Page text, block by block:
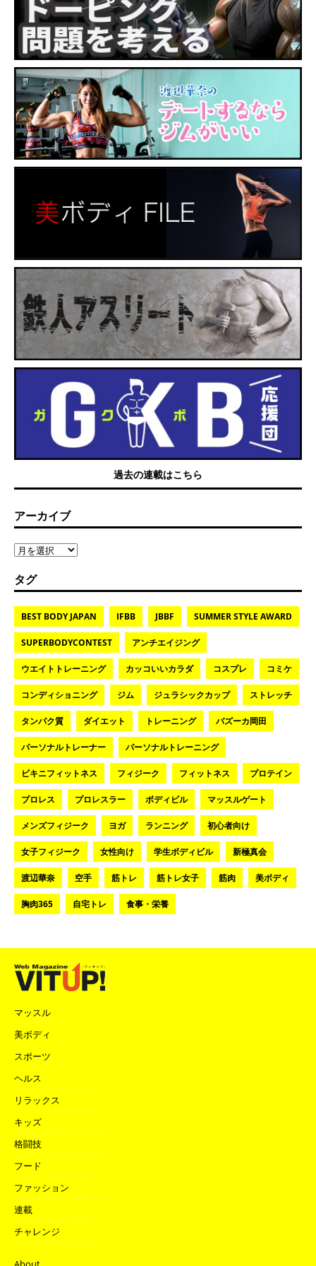
過去の連載はこちら
アーカイブ
タグ
BEST BODY JAPAN IFBB JBBF SUMMER STYLE AWARD
SUPERBODYCONTEST アンチエイジング
ウエイトトレーニング カッコいいカラダ コスプレ コミケ
コンディショニング ジム ジュラシックカップ ストレッチ
タンパク質 ダイエット トレーニング バズーカ岡田
パーソナルトレーナー パーソナルトレーニング
ビキニフィットネス フィジーク フィットネス プロテイン
プロレス プロレスラー ボディビル マッスルゲート
メンズフィジーク ヨガ ランニング 初心者向け
女子フィジーク 女性向け 学生ボディビル 新極真会
渡辺華奈 空手 筋トレ 筋トレ女子 筋肉 美ボディ
胸肉365 自宅トレ 食事・栄養
マッスル
美ボディ
スポーツ
ヘルス
リラックス
キッズ
格闘技
フード
ファッション
連載
チャレンジ